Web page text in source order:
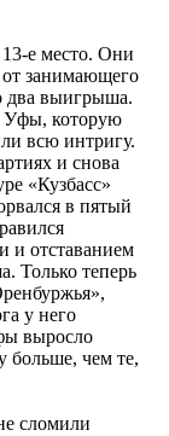
е место. Они
занимающего
два выигрыша.
Уфы, которую
всю интригу.
и снова
«Кузбасс»
в пятый
и отставанием
Только теперь
у него
выросло
больше, чем те,
сломили